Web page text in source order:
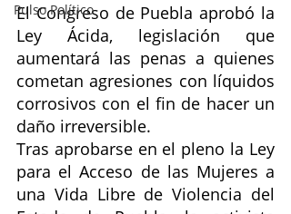
Pulso Político
El Congreso de Puebla aprobó la
Ley Ácida, legislación que
aumentará las penas a quienes
cometan agresiones con líquidos
corrosivos con el fin de hacer un
daño irreversible.
Tras aprobarse en el pleno la Ley
para el Acceso de las Mujeres a
una Vida Libre de Violencia del